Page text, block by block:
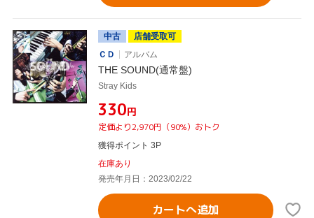
中古
店舗受取可
ＣＤ
アルバム
THE SOUND(通常盤)
Stray Kids
¥330円
定価より2,970円（90%）おトク
獲得ポイント 3P
在庫あり
発売年月日：2023/02/22
カートへ追加